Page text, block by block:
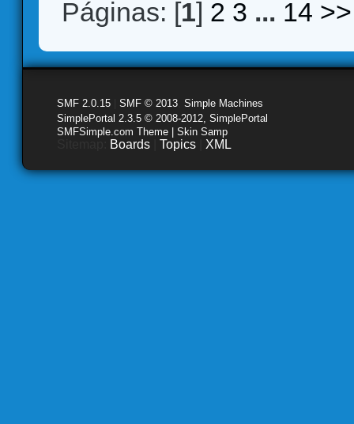
Páginas: [1] 2 3 ... 14 >>
SMF 2.0.15 SMF © 2013 Simple Machines
SimplePortal 2.3.5 © 2008-2012, SimplePortal
SMFSimple.com Theme | Skin Samp
Boards Topics XML